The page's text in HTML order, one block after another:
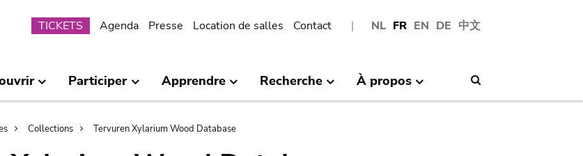
NL FR EN DE 中文
Submenu
TICKETS Agenda Presse Location de salles Contact
Participer Apprendre Recherche À propos
Collections Tervuren Xylarium Wood Database